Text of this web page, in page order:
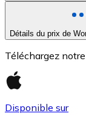
Détails du prix de
Téléchargez
Disponible sur